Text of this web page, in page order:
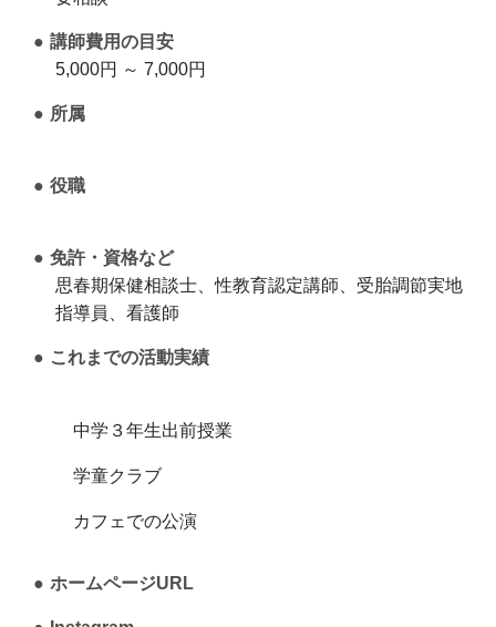
講師費用の目安
5,000円 ～ 7,000円
所属
役職
免許・資格など
思春期保健相談士、性教育認定講師、受胎調節実地
指導員、看護師
これまでの活動実績
中学３年生出前授業
学童クラブ
カフェでの公演
ホームページURL